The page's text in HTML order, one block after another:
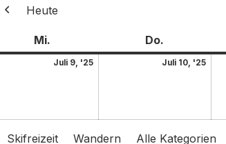
Zurück
Heute
Mi. Do.
Juli 9, '25 Juli 10, '25
Skifreizeit Wandern Alle Kategorien